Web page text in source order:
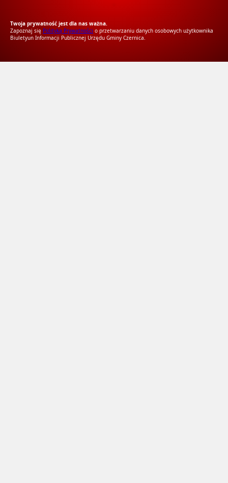
Twoja prywatność jest dla nas ważna.
Zapoznaj się Polityką Prywatności o przetwarzaniu danych osobowych użytkownika
Biuletyun Informacji Publicznej Urzędu Gminy Czernica.